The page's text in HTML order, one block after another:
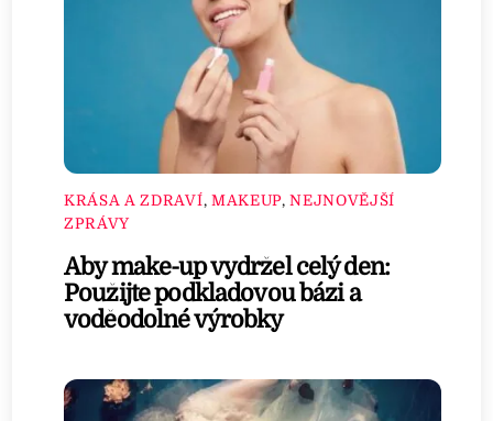
KRÁSA A ZDRAVÍ, MAKEUP,NEJNOVĚJŠÍ
ZPRÁVY
Aby make-up vydržel celý den:
Použijte podkladovou bázi a
voděodolné výrobky